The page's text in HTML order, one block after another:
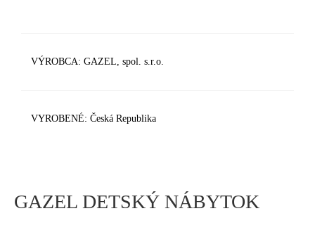
VÝROBCA: GAZEL, spol. s.r.o.
VYROBENÉ: Česká Republika
GAZEL DETSKÝ NÁBYTOK